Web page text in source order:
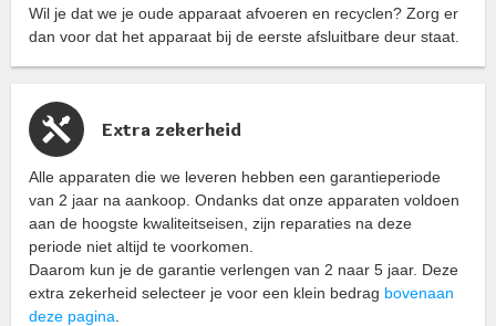
Wil je dat we je oude apparaat afvoeren en recyclen? Zorg er
dan voor dat het apparaat bij de eerste afsluitbare deur staat.
Extra zekerheid
Alle apparaten die we leveren hebben een garantieperiode
van 2 jaar na aankoop. Ondanks dat onze apparaten voldoen
aan de hoogste kwaliteitseisen, zijn reparaties na deze
periode niet altijd te voorkomen.
Daarom kun je de garantie verlengen van 2 naar 5 jaar. Deze
extra zekerheid selecteer je voor een klein bedrag bovenaan
deze pagina